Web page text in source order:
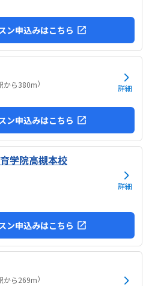
ン申込みはこちら
から380m）
詳細
ン申込みはこちら
学院高槻本校
詳細
ン申込みはこちら
から269m）